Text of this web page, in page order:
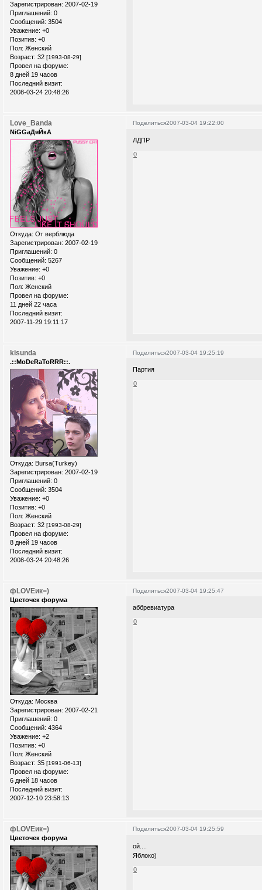
Зарегистрирован: 2007-02-19
Приглашений: 0
Сообщений: 3504
Уважение: +0
Позитив: +0
Пол: Женский
Возраст: 32 [1993-08-29]
Провел на форуме:
8 дней 19 часов
Последний визит:
2008-03-24 20:48:26
Поделиться2007-03-04 19:22:00
Love_Banda
NiGGaДяЙкА
Откуда: От верблюда
Зарегистрирован: 2007-02-19
Приглашений: 0
Сообщений: 5267
Уважение: +0
Позитив: +0
Пол: Женский
Провел на форуме:
11 дней 22 часа
Последний визит:
2007-11-29 19:11:17
ЛДПР
0
Поделиться2007-03-04 19:25:19
kisunda
.::MoDeRaToRRR::.
Откуда: Bursa(Turkey)
Зарегистрирован: 2007-02-19
Приглашений: 0
Сообщений: 3504
Уважение: +0
Позитив: +0
Пол: Женский
Возраст: 32 [1993-08-29]
Провел на форуме:
8 дней 19 часов
Последний визит:
2008-03-24 20:48:26
Партия
0
Поделиться2007-03-04 19:25:47
фLOVEик=)
Цветочек форума
Откуда: Москва
Зарегистрирован: 2007-02-21
Приглашений: 0
Сообщений: 4364
Уважение: +2
Позитив: +0
Пол: Женский
Возраст: 35 [1991-06-13]
Провел на форуме:
6 дней 18 часов
Последний визит:
2007-12-10 23:58:13
аббревиатура
0
Поделиться2007-03-04 19:25:59
фLOVEик=)
Цветочек форума
ой....
Яблоко)
0